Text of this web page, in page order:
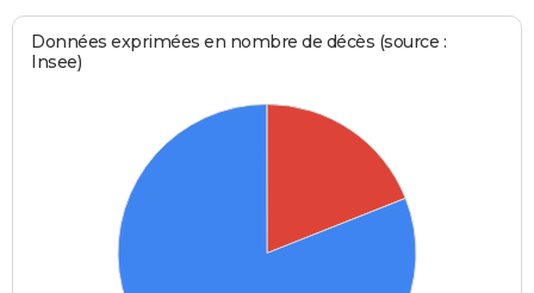
Données exprimées en nombre de décès (source :
Insee)